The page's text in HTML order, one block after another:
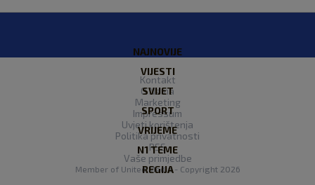
NAJNOVIJE
VIJESTI
SVIJET
SPORT
VRIJEME
N1 TEME
REGIJA
Kontakt
O Nama
Marketing
Impressum
Uvjeti korištenja
Politika privatnosti
RSS
Vaše primjedbe
Member of United Media- Copyright 2026